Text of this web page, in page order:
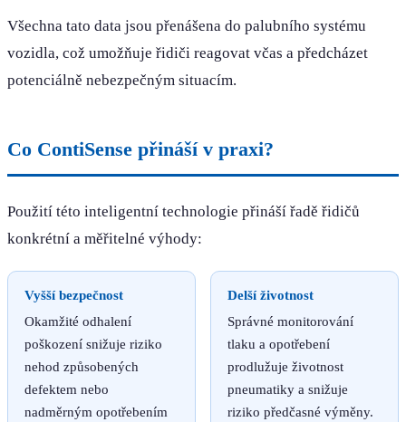
Všechna tato data jsou přenášena do palubního systému
vozidla, což umožňuje řidiči reagovat včas a předcházet
potenciálně nebezpečným situacím.
Co ContiSense přináší v praxi?
Použití této inteligentní technologie přináší řadě řidičů
konkrétní a měřitelné výhody:
Vyšší bezpečnost
Okamžité odhalení
poškození snižuje riziko
nehod způsobených
defektem nebo
nadměrným opotřebením
Delší životnost
Správné monitorování
tlaku a opotřebení
prodlužuje životnost
pneumatiky a snižuje
riziko předčasné výměny.